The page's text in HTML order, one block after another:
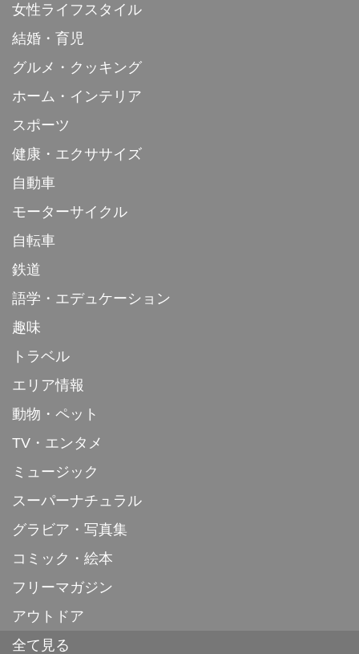
女性ライフスタイル
結婚・育児
グルメ・クッキング
ホーム・インテリア
スポーツ
健康・エクササイズ
自動車
モーターサイクル
自転車
鉄道
語学・エデュケーション
趣味
トラベル
エリア情報
動物・ペット
TV・エンタメ
ミュージック
スーパーナチュラル
グラビア・写真集
コミック・絵本
フリーマガジン
アウトドア
全て見る